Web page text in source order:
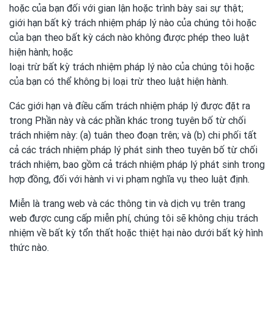
hoặc của bạn đối với gian lận hoặc trình bày sai sự thật;
giới hạn bất kỳ trách nhiệm pháp lý nào của chúng tôi hoặc
của bạn theo bất kỳ cách nào không được phép theo luật
hiện hành; hoặc
loại trừ bất kỳ trách nhiệm pháp lý nào của chúng tôi hoặc
của bạn có thể không bị loại trừ theo luật hiện hành.
Các giới hạn và điều cấm trách nhiệm pháp lý được đặt ra
trong Phần này và các phần khác trong tuyên bố từ chối
trách nhiệm này: (a) tuân theo đoạn trên; và (b) chi phối tất
cả các trách nhiệm pháp lý phát sinh theo tuyên bố từ chối
trách nhiệm, bao gồm cả trách nhiệm pháp lý phát sinh trong
hợp đồng, đối với hành vi vi phạm nghĩa vụ theo luật định.
Miễn là trang web và các thông tin và dịch vụ trên trang
web được cung cấp miễn phí, chúng tôi sẽ không chịu trách
nhiệm về bất kỳ tổn thất hoặc thiệt hại nào dưới bất kỳ hình
thức nào.